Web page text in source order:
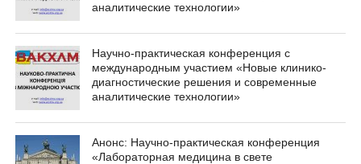
аналитические технологии»
Научно-практическая конференция с
международным участием «Новые клинико-
диагностические решения и современные
аналитические технологии»
Анонс: Научно-практическая конференция
«Лабораторная медицина в свете